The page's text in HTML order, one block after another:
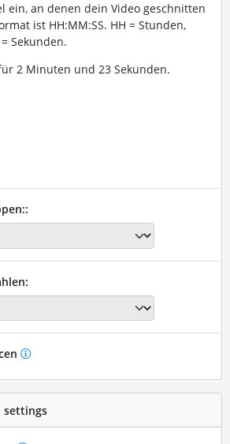
ein, an denen dein Video geschnitten
ist HH:MM:SS. HH = Stunden,
Sekunden.
2 Minuten und 23 Sekunden.